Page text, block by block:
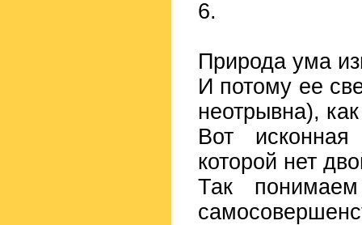
6.
Природа ума
И потому ее
неотрывна),
Вот исконная
которой нет
Так понимаем